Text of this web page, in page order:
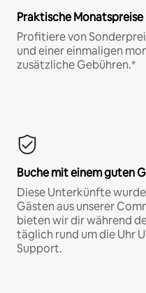
Praktische Monatspreise
Profitiere von
und einer einmaligen
zusätzliche Gebühren.*
Buche mit einem guten
Diese Unterkünfte
Gästen aus unserer
bieten wir dir während
täglich rund um die Uhr
Support.